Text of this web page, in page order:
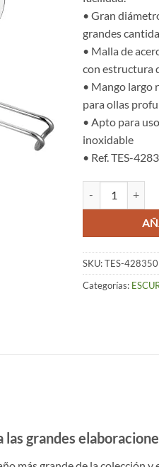
• Gran
grandes
• Malla de
con estructura
• Mango largo
para ollas
• Apto para
inoxidable
• Ref. TES-
SKU:TES-428350
Categorías:
grandes